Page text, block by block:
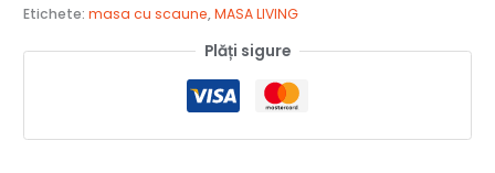
Etichete:masa cu scaune,MASA LIVING
Plăți sigure